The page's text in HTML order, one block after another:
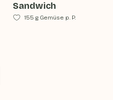
Sandwich
155 g Gemüse p. P.